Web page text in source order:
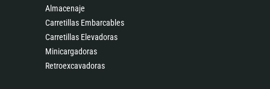
Almacenaje
Carretillas Embarcables
Carretillas Elevadoras
Minicargadoras
Retroexcavadoras